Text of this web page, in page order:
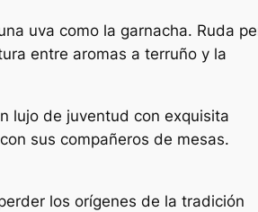
uva como la garnacha. Ruda
entre aromas a terruño y la
lujo de juventud con exquisita
sus compañeros de mesas.
los orígenes de la tradición